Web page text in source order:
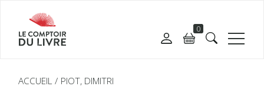
0
ACCUEIL PIOT, DIMITRI